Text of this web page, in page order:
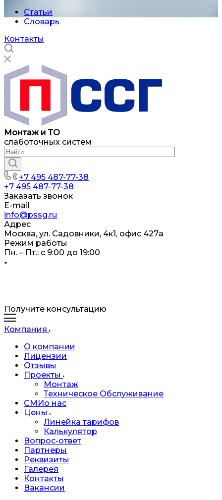
Статьи
Словарь
Контакты
Монтаж и ТО
слаботочных систем
+7 495 487-77-38
+7 495 487-77-38
Заказать звонок
E-mail
info@pssg.ru
Адрес
Москва, ул. Садовники, 4к1, офис 427а
Режим работы
Пн. – Пт.: с 9:00 до 19:00
Получите консультацию
Компания
О компании
Лицензии
Отзывы
Проекты
Монтаж
Техническое Обслуживание
СМИо нас
Цены
Линейка тарифов
Калькулятор
Вопрос-ответ
Партнеры
Реквизиты
Галерея
Контакты
Вакансии